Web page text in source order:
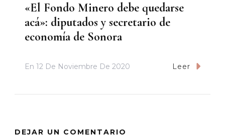
«El Fondo Minero debe quedarse
acá»: diputados y secretario de
economía de Sonora
En 12 De Noviembre De 2020 Leer
DEJAR UN COMENTARIO